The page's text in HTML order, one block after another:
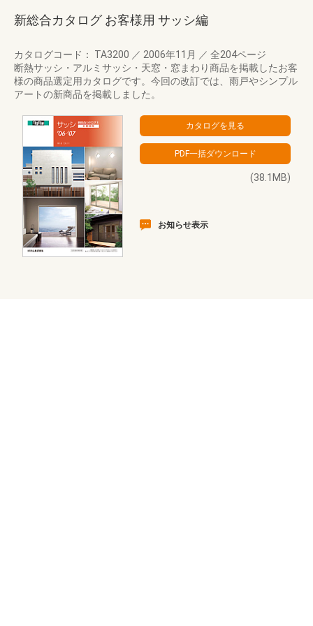
新総合カタログ お客様用 サッシ編
カタログコード： TA3200 ／ 2006年11月 ／ 全204ページ
断熱サッシ・アルミサッシ・天窓・窓まわり商品を掲載したお客
様の商品選定用カタログです。今回の改訂では、雨戸やシンプル
アートの新商品を掲載しました。
(38.1MB)
お知らせ表示